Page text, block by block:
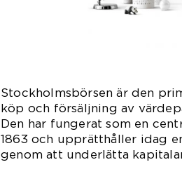
Stockholmsbörsen är den
köp och försäljning av
Den har fungerat som en
1863 och upprätthåller idag
genom att underlätta